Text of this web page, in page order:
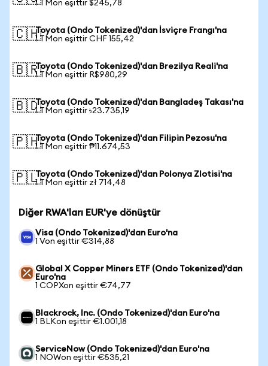
1 TMon eşittir $245,78
🇨🇭Toyota (Ondo Tokenized)'dan İsviçre Frangı'na
1 TMon eşittir CHF 155,42
🇧🇷Toyota (Ondo Tokenized)'dan Brezilya Reali'na
1 TMon eşittir R$980,29
🇧🇩Toyota (Ondo Tokenized)'dan Bangladeş Takası'na
1 TMon eşittir ৳23.735,19
🇵🇭Toyota (Ondo Tokenized)'dan Filipin Pezosu'na
1 TMon eşittir ₱11.674,53
🇵🇱Toyota (Ondo Tokenized)'dan Polonya Zlotisi'na
1 TMon eşittir zł 714,48
Diğer RWA'ları EUR'ye dönüştür
Visa (Ondo Tokenized)'dan Euro'na
1 Von eşittir €314,88
Global X Copper Miners ETF (Ondo Tokenized)'dan
Euro'na
1 COPXon eşittir €74,77
Blackrock, Inc. (Ondo Tokenized)'dan Euro'na
1 BLKon eşittir €1.001,18
ServiceNow (Ondo Tokenized)'dan Euro'na
1 NOWon eşittir €535,21